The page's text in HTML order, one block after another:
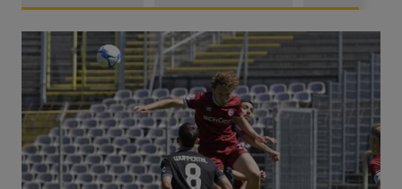
WSV: Übertragung im Barmer Bahnhof und klare Ansage